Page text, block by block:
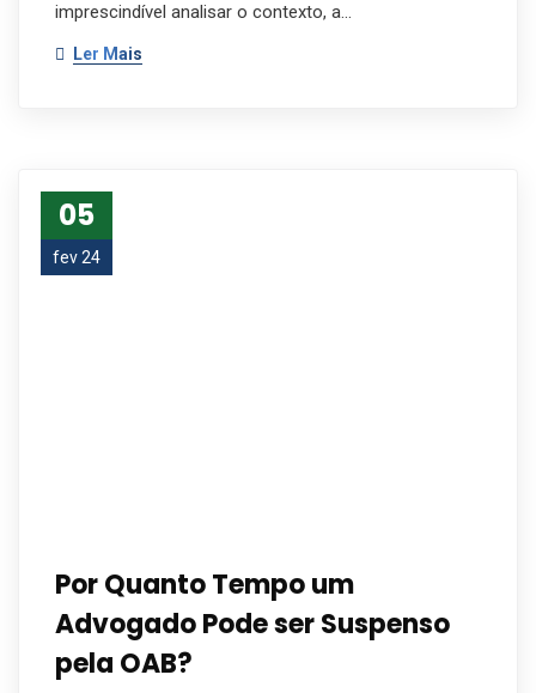
imprescindível analisar o contexto, a…
Ler Mais
05
fev 24
Por Quanto Tempo um
Advogado Pode ser Suspenso
pela OAB?